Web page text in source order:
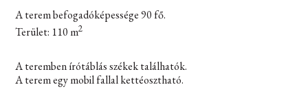
A terem befogadóképessége 90 fő.
Terület: 110 m2
A teremben írótáblás székek találhatók.
A terem egy mobil fallal kettéosztható.